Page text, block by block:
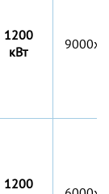
1200
кВт
1200